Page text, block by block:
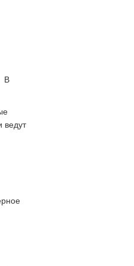
В
ведут